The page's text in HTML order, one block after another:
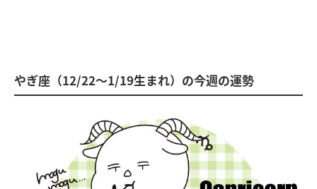
やぎ座（12/22～1/19生まれ）の今週の運勢